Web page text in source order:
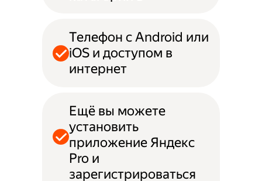
Телефон с Android или
iOS и доступом в
интернет
Ещё вы можете
установить
приложение Яндекс
Pro и
зарегистрироваться